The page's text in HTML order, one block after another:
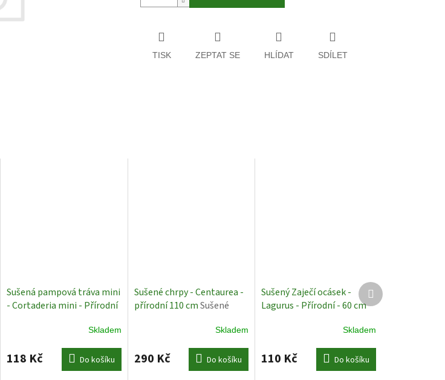
TISK ZEPTAT SE HLÍDAT SDÍLET
Sušená pampová tráva mini
- Cortaderia mini - Přírodní
Skladem
118 Kč Do košíku
Sušené chrpy - Centaurea -
přírodní 110 cmSušené
Skladem
290 Kč Do košíku
Sušený Zaječí ocásek -
Lagurus - Přírodní - 60 cm
Skladem
110 Kč Do košíku
Další
produkt